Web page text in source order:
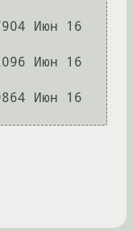
Июн 16
Июн 16
Июн 16